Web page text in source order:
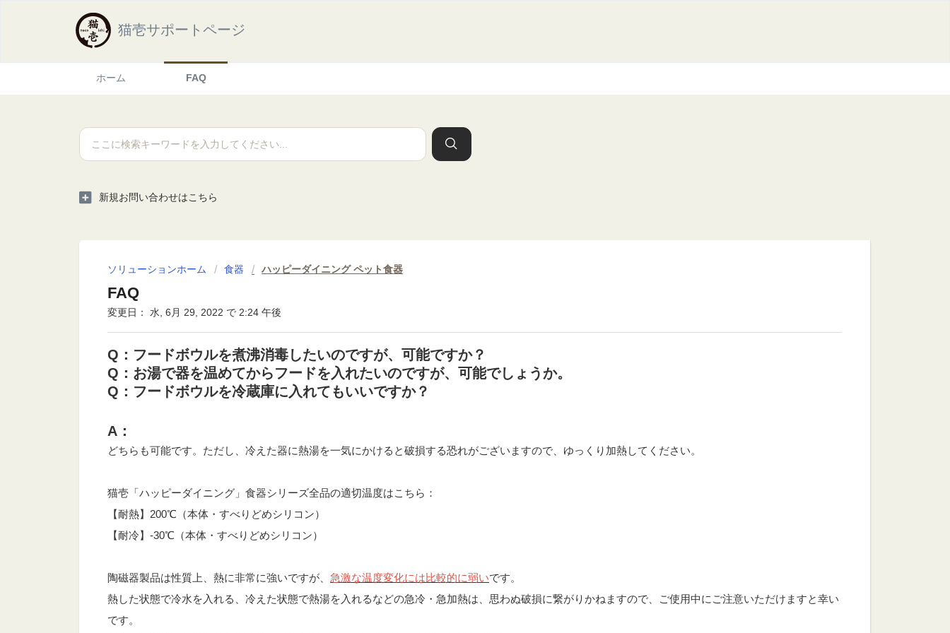
猫壱サポートページ
ホーム FAQ
新規お問い合わせはこちら
ソリューションホーム 食器 ハッピーダイニング ペット食器
FAQ
変更日： 水, 6月 29, 2022 で 2:24 午後
Q：フードボウルを煮沸消毒したいのですが、可能ですか？
Q：お湯で器を温めてからフードを入れたいのですが、可能でしょうか。
Q：フードボウルを冷蔵庫に入れてもいいですか？
A：
どちらも可能です。ただし、冷えた器に熱湯を一気にかけると破損する恐れがございますので、ゆっくり加熱してください。
猫壱「ハッピーダイニング」食器シリーズ全品の適切温度はこちら：
【耐熱】200℃（本体・すべりどめシリコン）
【耐冷】-30℃（本体・すべりどめシリコン）
陶磁器製品は性質上、熱に非常に強いですが、 急激な温度変化には比較的に弱いです。
熱した状態で冷水を入れる、冷えた状態で熱湯を入れるなどの急冷・急加熱は、思わぬ破損に繋がりかねますので、ご使用中にご注意いただけますと幸い
です。